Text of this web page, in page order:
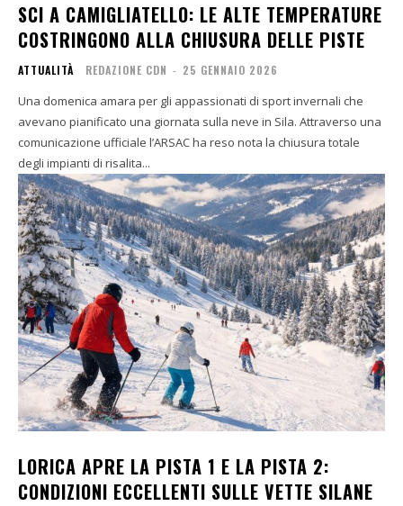
SCI A CAMIGLIATELLO: LE ALTE TEMPERATURE
COSTRINGONO ALLA CHIUSURA DELLE PISTE
ATTUALITÀ REDAZIONE CDN - 25 GENNAIO 2026
Una domenica amara per gli appassionati di sport invernali che
avevano pianificato una giornata sulla neve in Sila. Attraverso una
comunicazione ufficiale l’ARSAC ha reso nota la chiusura totale
degli impianti di risalita...
LORICA APRE LA PISTA 1 E LA PISTA 2:
CONDIZIONI ECCELLENTI SULLE VETTE SILANE